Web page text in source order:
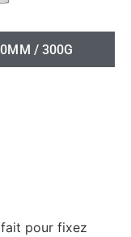
/ 300G
pour fixez